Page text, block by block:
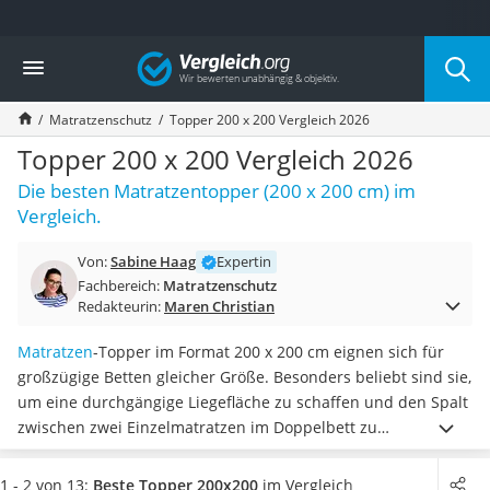
Die beliebtesten Vergleiche nach Kategorie
Wohnen
Matratzen-Topper
Matratzen
Konferenzlautsprecher
Tageslichtlampe
Badlüfter
Ergonomischer Bürostuhl
Außenleuchte mit Kamera
Ozongeneratoren
Konferenzmikrofon
Klappmatratze
Duschkopf mit Kalkfilter
Aktenvernichter Sicherheitsstufe 4
Bettgitter
Spannbettlaken
Vergleich
Matratzenschutz Topper 200 x 200 Vergleich 2026
Topper 200 x 200 Vergleich 2026
Die besten Matratzentopper (200 x 200 cm) im
Vergleich.
Von:Sabine Haag
Expertin
Fachbereich: Matratzenschutz
Redakteurin: Maren Christian
Matratzen-Topper im Format 200 x 200 cm eignen sich für
großzügige Betten gleicher Größe. Besonders beliebt sind sie,
um eine durchgängige Liegefläche zu schaffen und den Spalt
zwischen zwei Einzelmatratzen im Doppelbett zu
überdecken. Zudem können 200x200-Topper laut zahlreicher
Tests im Internet das Liegegefühl je nach Material und Höhe
1 - 2 von 13: Beste Topper 200x200 im Vergleich